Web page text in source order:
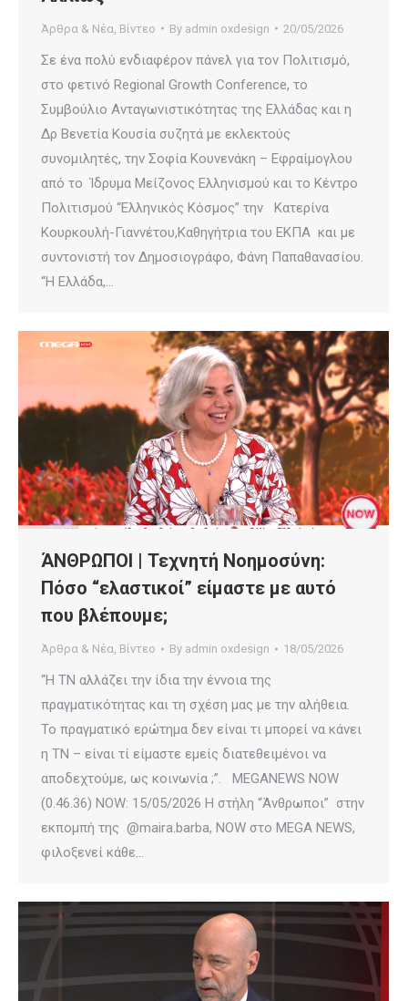
Άρθρα & Νέα Βίντεο By admin oxdesign 20/05/2026
Σε ένα πολύ ενδιαφέρον πάνελ για τον Πολιτισμό,
στo φετινό Regional Growth Conference, το
Συμβούλιο Ανταγωνιστικότητας της Ελλάδας και η
Δρ Βενετία Κουσία συζητά με εκλεκτούς
συνομιλητές, την Σοφία Κουνενάκη – Εφραίμογλου
από το Ίδρυμα Μείζονος Ελληνισμού και το Κέντρο
Πολιτισμού “Ελληνικός Κόσμος” την Κατερίνα
Κουρκουλή-Γιαννέτου,Καθηγήτρια του ΕΚΠΑ και με
συντονιστή τον Δημοσιογράφο, Φάνη Παπαθανασίου.
“Η Ελλάδα,…
ΆΝΘΡΩΠΟΙ | Τεχνητή Νοημοσύνη:
Πόσο “ελαστικοί” είμαστε με αυτό
που βλέπουμε;
Άρθρα & Νέα, Βίντεο By admin oxdesign 18/05/2026
“Η ΤΝ αλλάζει την ίδια την έννοια της
πραγματικότητας και τη σχέση μας με την αλήθεια.
Το πραγματικό ερώτημα δεν είναι τι μπορεί να κάνει
η ΤΝ – είναι τί είμαστε εμείς διατεθειμένοι να
αποδεχτούμε, ως κοινωνία ;”. MEGANEWS NOW
(0.46.36) NOW: 15/05/2026 Η στήλη “Άνθρωποι” στην
εκπομπή της @maira.barba, NOW στο MEGA NEWS,
φιλοξενεί κάθε…